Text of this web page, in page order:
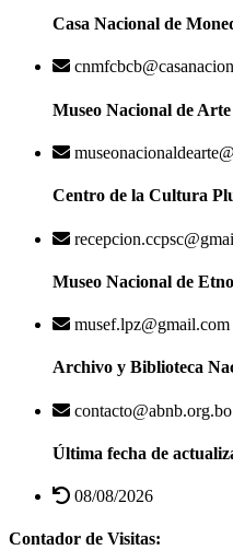
Casa Nacional de
Museo Nacional de Arte
Centro de la Cultura
Museo Nacional de
musef.lpz@gmail.com
Archivo y Biblioteca
contacto@abnb.org.bo
Última fecha de
08/08/2026
Contador de Visitas: